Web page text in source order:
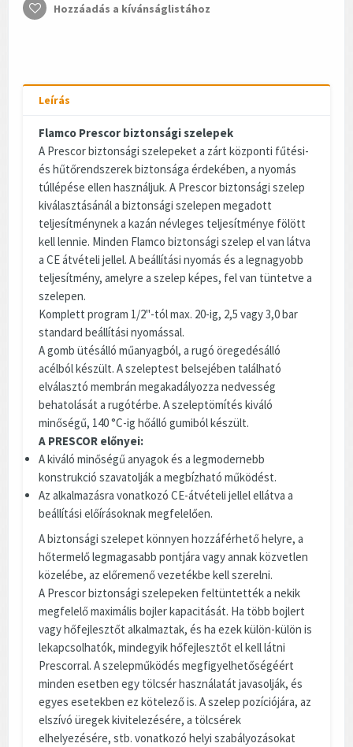
Hozzáadás a kívánságlistához
Leírás
Flamco Prescor biztonsági szelepek
A Prescor biztonsági szelepeket a zárt központi fűtési-
és hűtőrendszerek biztonsága érdekében, a nyomás
túllépése ellen használjuk. A Prescor biztonsági szelep
kiválasztásánál a biztonsági szelepen megadott
teljesítménynek a kazán névleges teljesítménye fölött
kell lennie. Minden Flamco biztonsági szelep el van látva
a CE átvételi jellel. A beállítási nyomás és a legnagyobb
teljesítmény, amelyre a szelep képes, fel van tüntetve a
szelepen.
Komplett program 1/2"-tól max. 20-ig, 2,5 vagy 3,0 bar
standard beállítási nyomással.
A gomb ütésálló műanyagból, a rugó öregedésálló
acélból készült. A szeleptest belsejében található
elválasztó membrán megakadályozza nedvesség
behatolását a rugótérbe. A szeleptömítés kiváló
minőségű, 140 °C-ig hőálló gumiból készült.
A PRESCOR előnyei:
A kiváló minőségű anyagok és a legmodernebb
konstrukció szavatolják a megbízható működést.
Az alkalmazásra vonatkozó CE-átvételi jellel ellátva a
beállítási előírásoknak megfelelően.
A biztonsági szelepet könnyen hozzáférhető helyre, a
hőtermelő legmagasabb pontjára vagy annak közvetlen
közelébe, az előremenő vezetékbe kell szerelni.
A Prescor biztonsági szelepeken feltüntették a nekik
megfelelő maximális bojler kapacitását. Ha több bojlert
vagy hőfejlesztőt alkalmaztak, és ha ezek külön-külön is
lekapcsolhatók, mindegyik hőfejlesztőt el kell látni
Prescorral. A szelepműködés megfigyelhetőségéért
minden esetben egy tölcsér használatát javasolják, és
egyes esetekben ez kötelező is. A szelep pozíciójára, az
elszívó üregek kivitelezésére, a tölcsérek
elhelyezésére, stb. vonatkozó helyi szabályozásokat